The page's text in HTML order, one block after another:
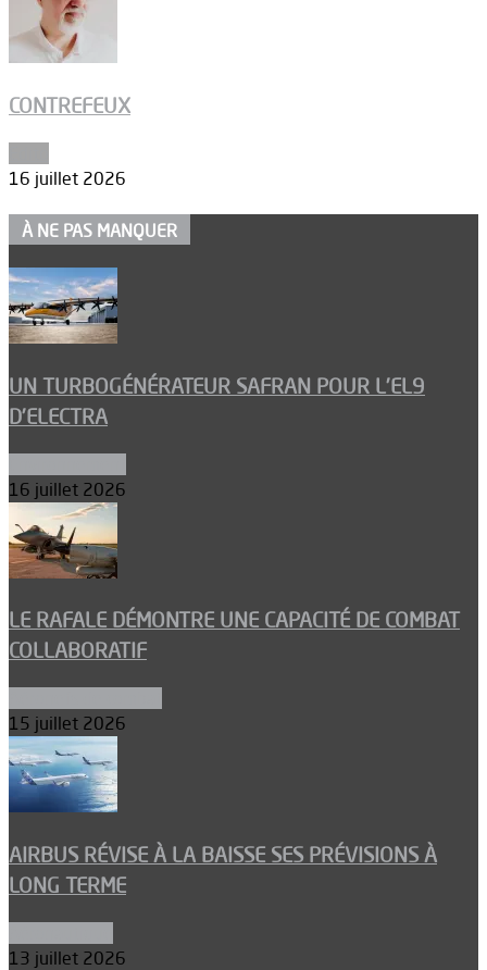
CONTREFEUX
16 juillet 2026
À NE PAS MANQUER
UN TURBOGÉNÉRATEUR SAFRAN POUR L’EL9
D’ELECTRA
16 juillet 2026
LE RAFALE DÉMONTRE UNE CAPACITÉ DE COMBAT
COLLABORATIF
15 juillet 2026
AIRBUS RÉVISE À LA BAISSE SES PRÉVISIONS À
LONG TERME
13 juillet 2026